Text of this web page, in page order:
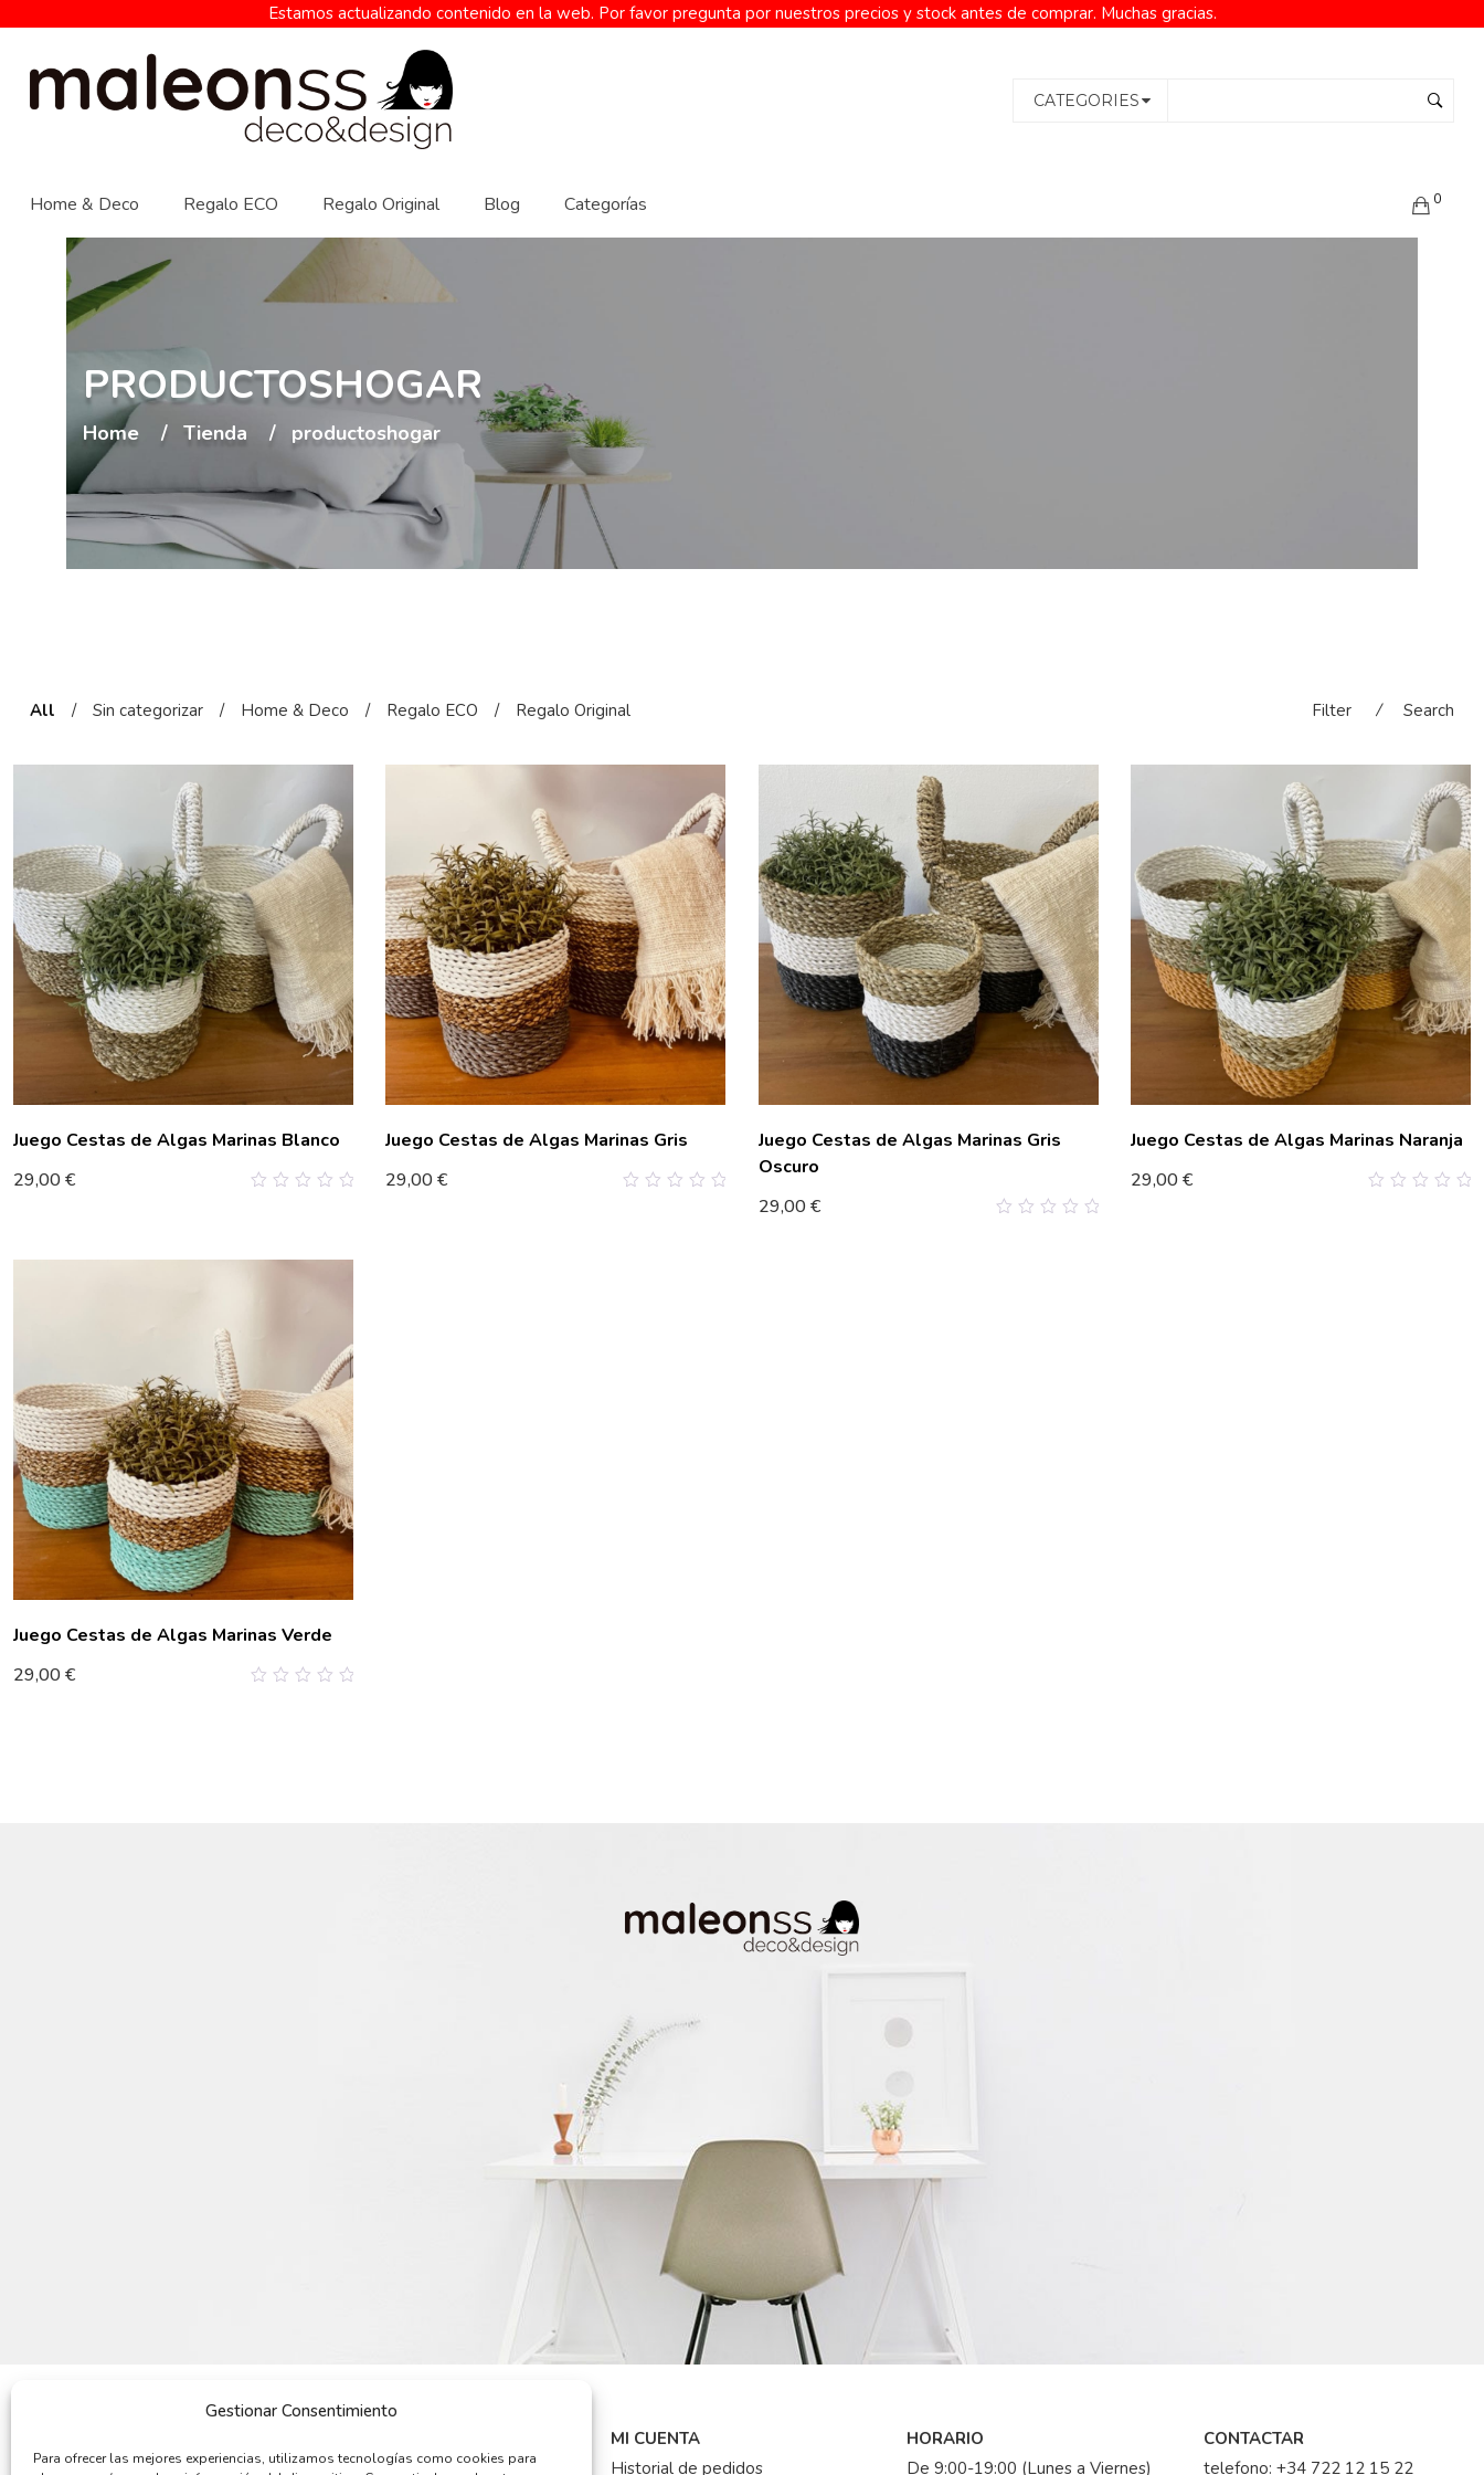
Gestionar Consentimiento
Para ofrecer las mejores experiencias, utilizamos tecnologías como cookies para
Estamos actualizando contenido en la web. Por favor pregunta por nuestros precios y stock antes de comprar. Muchas gracias.
CATEGORIES
Home & Deco Regalo ECO Regalo Original Blog Categorías 0
PRODUCTOSHOGAR
Home Tienda productoshogar
All / Sin categorizar / Home & Deco / Regalo ECO / Regalo Original Filter ⁄ Search
Juego Cestas de Algas Marinas Blanco
29,00€
Juego Cestas de Algas Marinas Gris
29,00€
Juego Cestas de Algas Marinas Gris
Oscuro
29,00€
Juego Cestas de Algas Marinas Naranja
29,00€
Juego Cestas de Algas Marinas Verde
29,00€
Cómo comprar
Quiénes somos
MI CUENTA
Historial de pedidos
HORARIO
De 9:00-19:00 (Lunes a Viernes)
CONTACTAR
telefono:+34 722 12 15 22